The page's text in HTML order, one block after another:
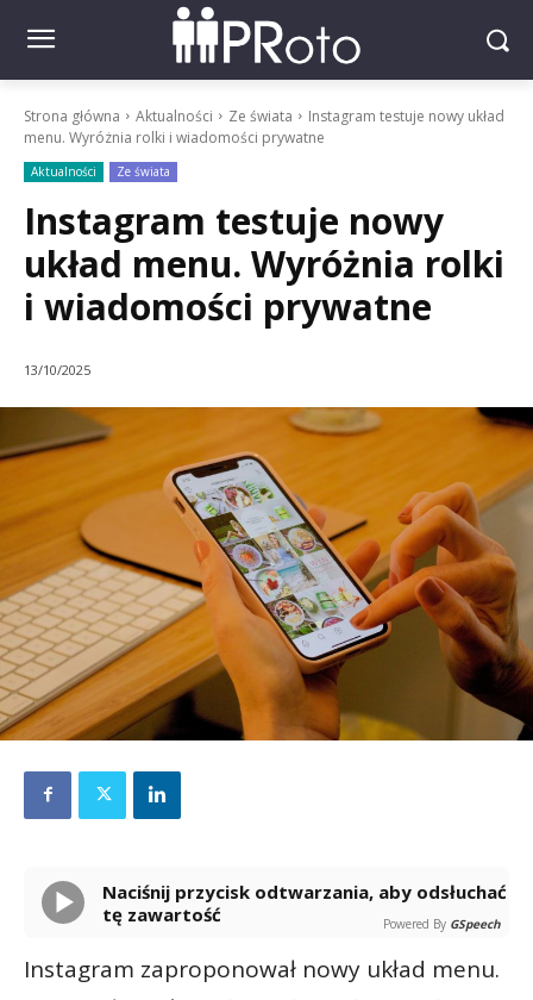
Strona główna Aktualności Ze świata
Instagram testuje nowy układ
menu. Wyróżnia rolki i wiadomości prywatne
Aktualności Ze świata
Instagram testuje nowy
układ menu. Wyróżnia rolki
i wiadomości prywatne
13/10/2025
Naciśnij przycisk odtwarzania, aby odsłuchać
tę zawartość
Powered By GSpeech
Instagram zaproponował nowy układ menu.